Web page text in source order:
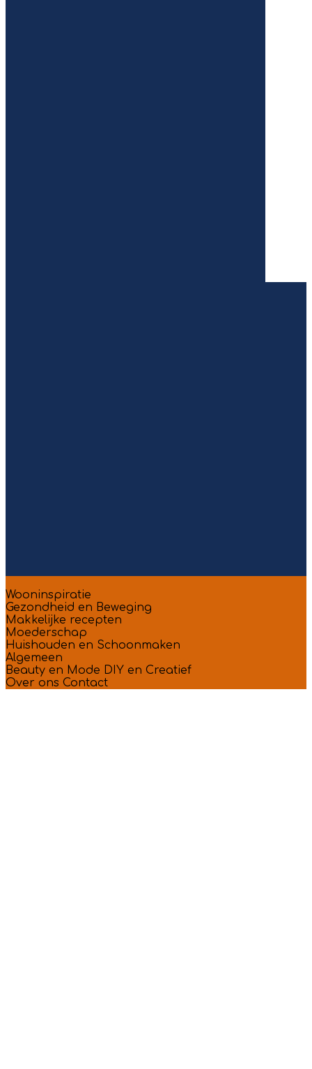
Wooninspiratie
Gezondheid en Beweging
Makkelijke recepten
Moederschap
Huishouden en Schoonmaken
Algemeen
Beauty en Mode DIY en Creatief
Over ons Contact